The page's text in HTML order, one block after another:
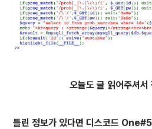
오늘도 글 읽어주셔서
틀린 정보가 있다면 디스코드